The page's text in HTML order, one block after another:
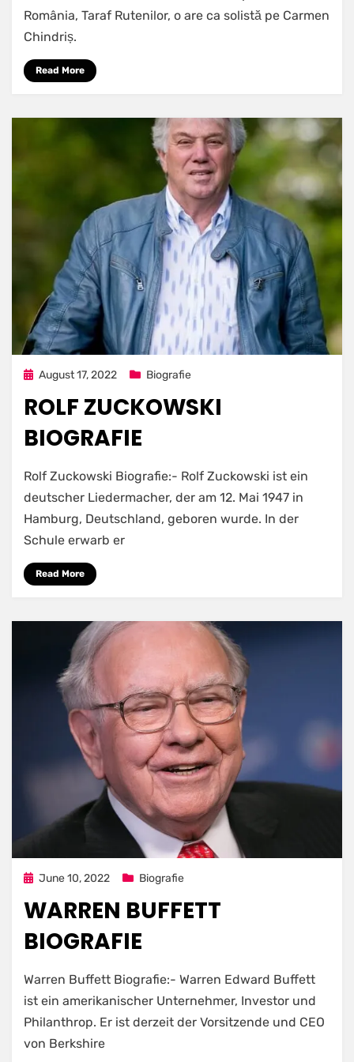
România, Taraf Rutenilor, o are ca solistă pe Carmen
Chindriș.
Read More
Posted
August 17, 2022 Biografie
ROLF ZUCKOWSKI
BIOGRAFIE
Rolf Zuckowski Biografie:- Rolf Zuckowski ist ein
deutscher Liedermacher, der am 12. Mai 1947 in
Hamburg, Deutschland, geboren wurde. In der
Schule erwarb er
Read More
Posted
June 10, 2022 Biografie
WARREN BUFFETT
BIOGRAFIE
Warren Buffett Biografie:- Warren Edward Buffett
ist ein amerikanischer Unternehmer, Investor und
Philanthrop. Er ist derzeit der Vorsitzende und CEO
von Berkshire